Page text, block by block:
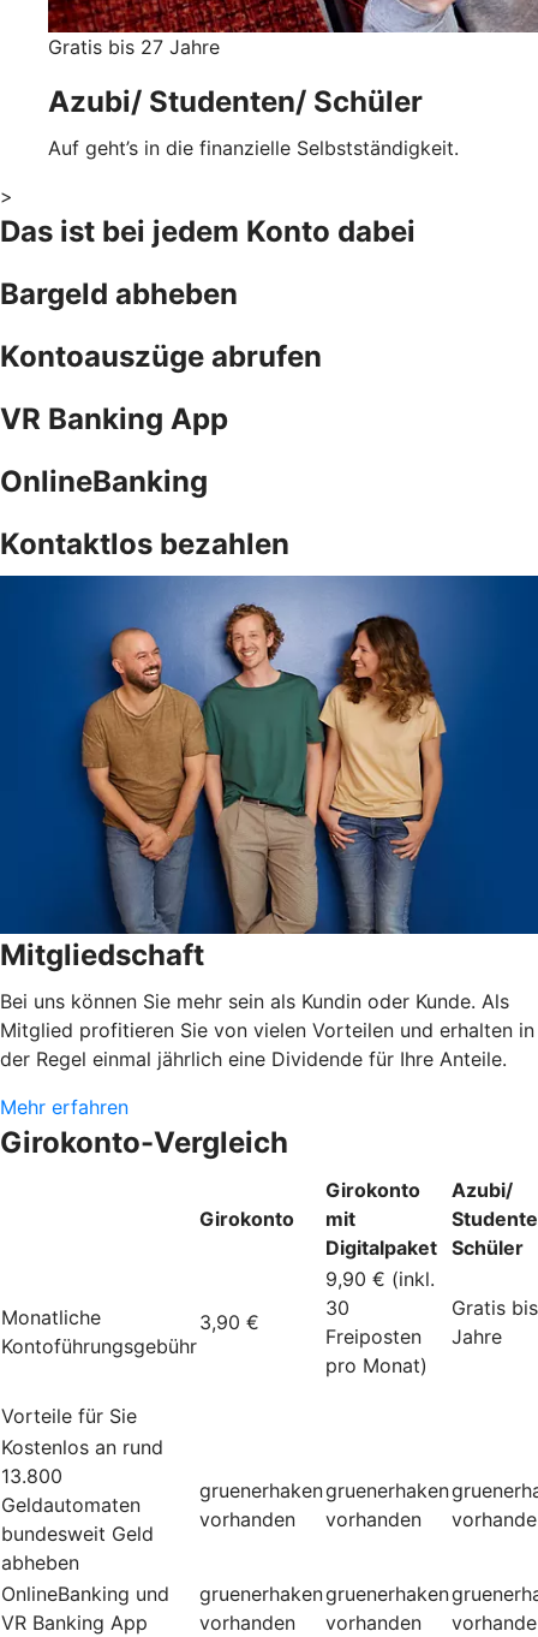
Gratis bis 27 Jahre
Azubi/ Studenten/ Schüler
Auf geht’s in die finanzielle Selbstständigkeit.
>
Das ist bei jedem Konto dabei
Bargeld abheben
Kontoauszüge abrufen
VR Banking App
OnlineBanking
Kontaktlos bezahlen
Mitgliedschaft
Bei uns können Sie mehr sein als Kundin oder Kunde. Als
Mitglied profitieren Sie von vielen Vorteilen und erhalten in
der Regel einmal jährlich eine Dividende für Ihre Anteile.
Mehr erfahren
Girokonto-Vergleich
Girokonto
Girokonto
mit
Digitalpaket
Azubi/
Schüler
Monatliche
Kontoführungsgebühr
3,90 €
9,90 € (inkl.
30
Freiposten
pro Monat)
Gratis
Jahre
Vorteile für Sie
Kostenlos an rund
13.800
Geldautomaten
bundesweit Geld
abheben
gruenerhaken
vorhanden
gruenerhaken
vorhanden
OnlineBanking und
VR Banking App
gruenerhaken
vorhanden
gruenerhaken
vorhanden